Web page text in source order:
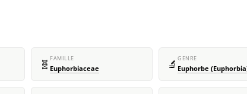
🧬 FAMILLE
Euphorbiaceae 🔬 GENRE
Euphorbe